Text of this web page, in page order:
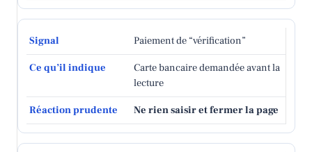
Paiement de “vérification”
Carte bancaire demandée avant la
lecture
Ne rien saisir et fermer la page